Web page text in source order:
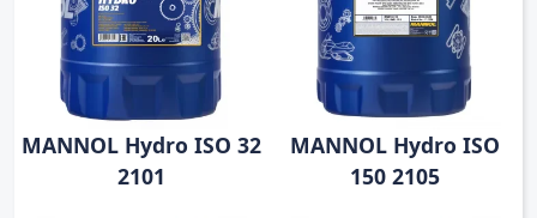
MANNOL Hydro ISO 32
2101
MANNOL Hydro ISO
150 2105